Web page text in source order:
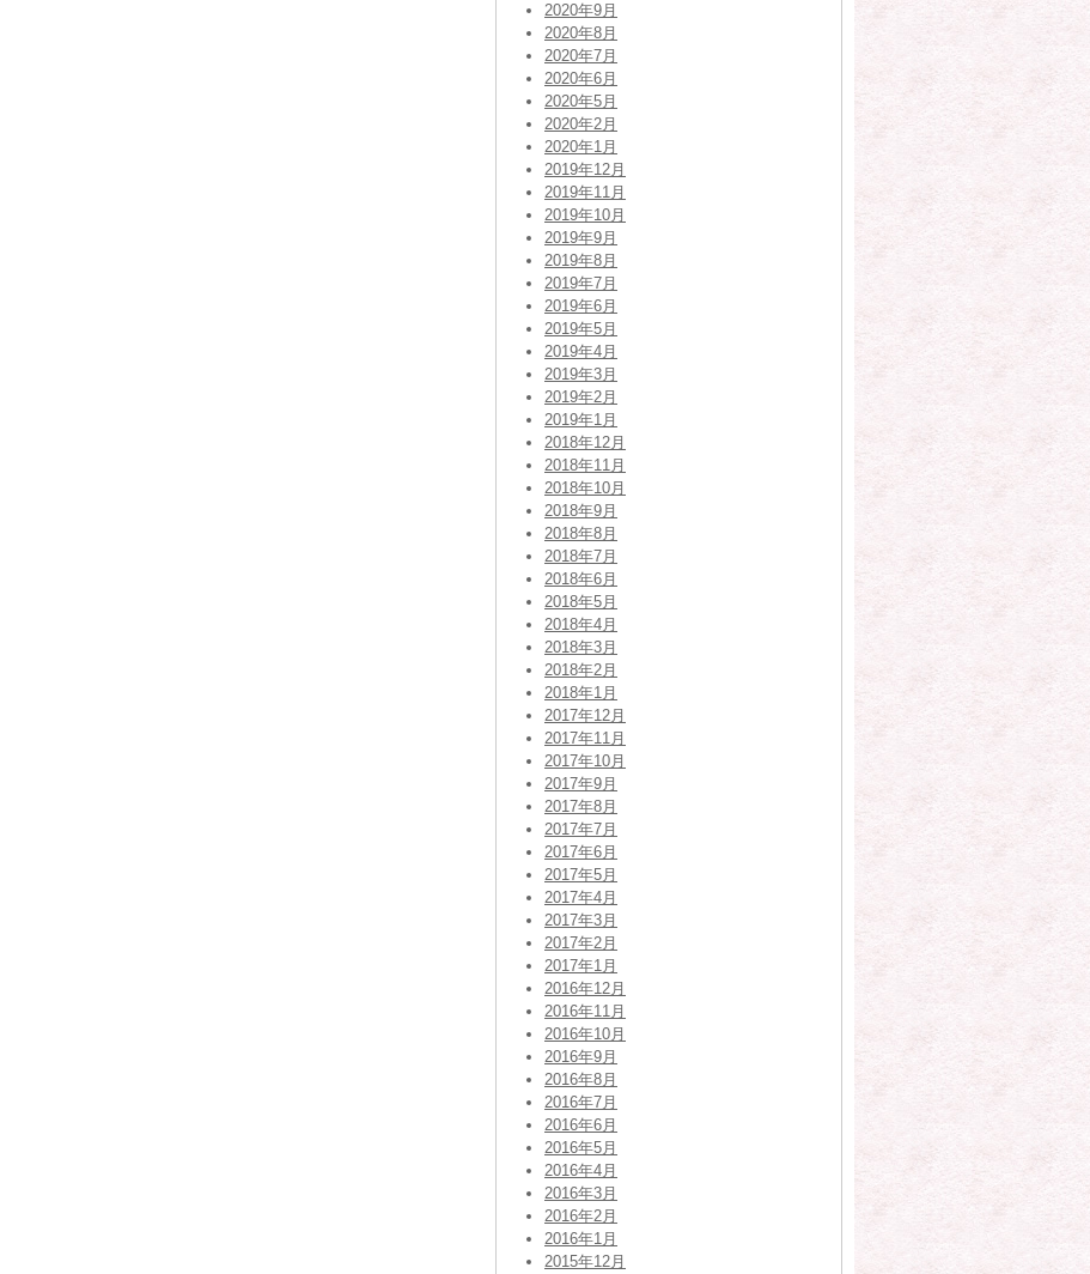
2020年9月
2020年8月
2020年7月
2020年6月
2020年5月
2020年2月
2020年1月
2019年12月
2019年11月
2019年10月
2019年9月
2019年8月
2019年7月
2019年6月
2019年5月
2019年4月
2019年3月
2019年2月
2019年1月
2018年12月
2018年11月
2018年10月
2018年9月
2018年8月
2018年7月
2018年6月
2018年5月
2018年4月
2018年3月
2018年2月
2018年1月
2017年12月
2017年11月
2017年10月
2017年9月
2017年8月
2017年7月
2017年6月
2017年5月
2017年4月
2017年3月
2017年2月
2017年1月
2016年12月
2016年11月
2016年10月
2016年9月
2016年8月
2016年7月
2016年6月
2016年5月
2016年4月
2016年3月
2016年2月
2016年1月
2015年12月